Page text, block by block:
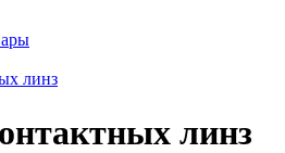
линз
линз